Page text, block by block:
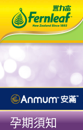
孕期須知